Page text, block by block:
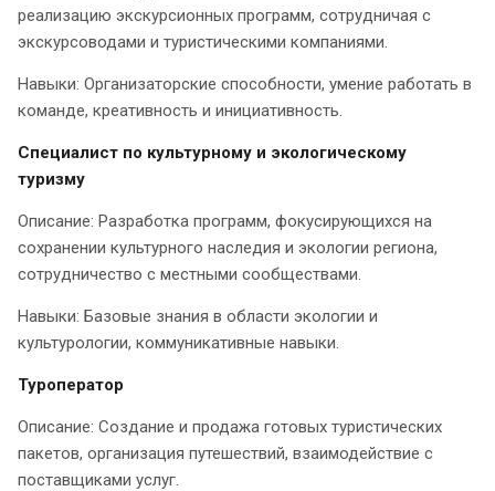
реализацию экскурсионных программ, сотрудничая с
экскурсоводами и туристическими компаниями.
Навыки: Организаторские способности, умение работать в
команде, креативность и инициативность.
Специалист по культурному и экологическому
туризму
Описание: Разработка программ, фокусирующихся на
сохранении культурного наследия и экологии региона,
сотрудничество с местными сообществами.
Навыки: Базовые знания в области экологии и
культурологии, коммуникативные навыки.
Туроператор
Описание: Создание и продажа готовых туристических
пакетов, организация путешествий, взаимодействие с
поставщиками услуг.